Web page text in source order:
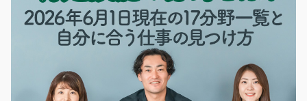
熊本県宇城市
気になる
プリンターの組立や検査/y02_01145